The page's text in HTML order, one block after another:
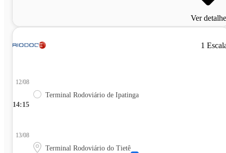
Ver
1
14:15
12/08
Terminal Rodoviário de Ipatinga
13/08
Terminal Rodoviário do Tietê